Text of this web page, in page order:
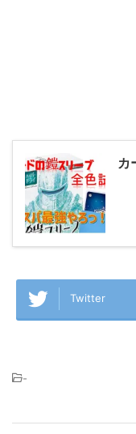
カ
Twitter
-